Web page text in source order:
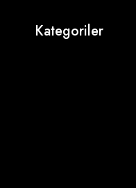
Kategoriler